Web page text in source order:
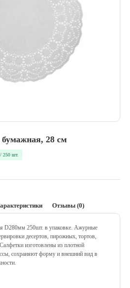
28 см
250 шт.
Отзывы (0)
D280мм 250шт. в упаковке. Ажурные
десертов, пирожных, тортов,
изготовлены из плотной
сохраняют форму и внешний вид в